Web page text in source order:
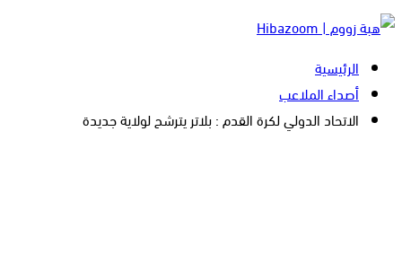
الرئيسية
أصداء الملاعب
الاتحاد الدولي لكرة القدم : بلاتر يترشح لولاية جديدة